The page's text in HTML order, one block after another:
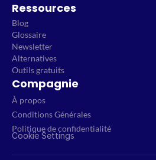
Ressources
Blog
Glossaire
Newsletter
Alternatives
Outils gratuits
Compagnie
À propos
Conditions Générales
Politique de confidentialité
Cookie Settings